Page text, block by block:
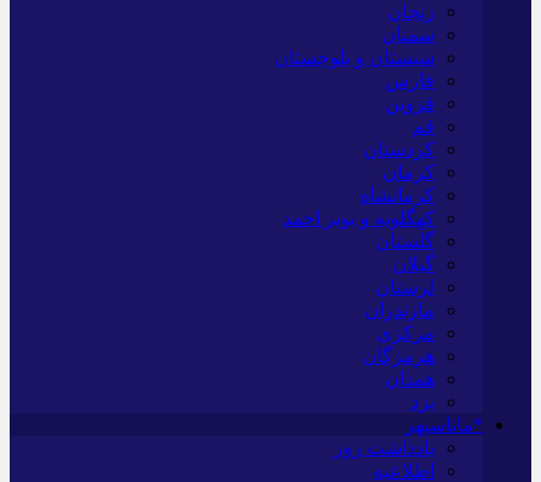
زنجان
سمنان
سیستان و بلوچستان
فارس
قزوین
قم
کردستان
کرمان
کرمانشاه
کهگلویه و بویر احمد
گلستان
گیلان
لرستان
مازندران
مرکزی
هرمزگان
همدان
یزد
*ماناسپهر
یادداشت روز
اطلاعیه